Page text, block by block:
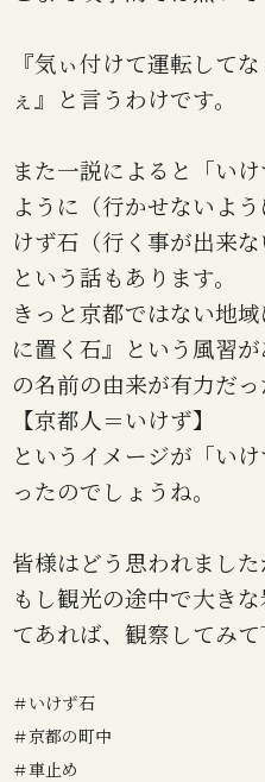
『気ぃ付けて運転して
ぇ』と言うわけです。
また一説によると「い
ように（行かせないよ
けず石（行く事が出来
という話もあります。
きっと京都ではない地
に置く石』という風習
の名前の由来が有力だっ
【京都人＝いけず】
というイメージが「い
ったのでしょうね。
皆様はどう思われました
もし観光の途中で大き
てあれば、観察してみて
＃いけず石
＃京都の町中
＃車止め